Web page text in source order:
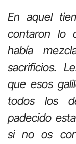
En aquel
contaron lo
había
sacrificios.
que esos
todos los
padecido
si no os